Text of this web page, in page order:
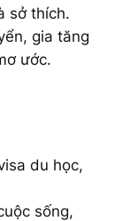
sở thích.
gia tăng
ước.
du học,
sống,